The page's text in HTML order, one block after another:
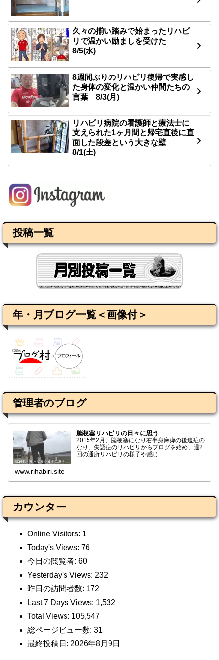
久々の揃い踏みで始まったリハビ
リで温かい励ましを受けた
8/5(水)
8週間ぶりのリハビリ復帰で実感し
た身体の変化と温かい仲間たちの
言葉 8/3(月)
リハビリ病院の看護師と療法士に
支えられた1ヶ月間と帰宅直後に直
面した段差という大きな壁
8/1(土)
投稿一覧
年・月ブログ一覧＜画像付＞
管理者のブログ
脳梗塞リハビリの日々に思う
2015年2月、脳梗塞になり右半身麻痺の後遺症の
なり、失語症のリハビリからブログを始め、週2
回の通所リハビリの様子や感じ...
www.rihabiri.site
カウンター
Online Visitors: 1
Today's Views: 76
今日の閲覧者: 60
Yesterday's Views: 232
昨日の訪問者数: 172
Last 7 Days Views: 1,532
Total Views: 105,547
総ページビュー数: 31
最終投稿日: 2026年8月9日